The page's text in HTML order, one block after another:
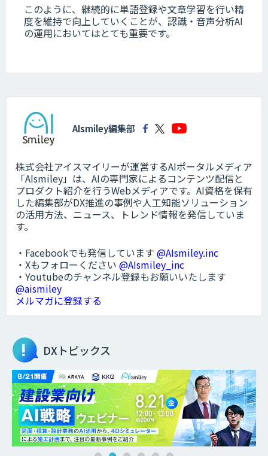
このように、継続的に単語登録や文章学習を行い精
度を維持で向上していくことが、認識・音声分析AI
の運用においてはとても重要です。
AIsmiley編集部
株式会社アイスマイリーが運営するAIポータルメディア
「AIsmiley」は、AIの専門家によるコンテンツ配信と
プロダクト紹介を行うWebメディアです。AI資格を保有
した編集部がDX推進の事例や人工知能ソリューション
の活用方法、ニュース、トレンド情報を発信していま
す。
・Facebookでも発信しています @AIsmiley.inc
・Xもフォローください @AIsmiley_inc
・Youtubeのチャンネル登録もお願いいたします
@aismiley
メルマガに登録する
DXトピックス